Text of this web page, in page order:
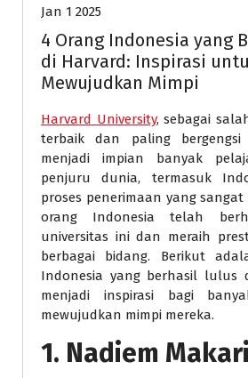
Jan 1 2025
4 Orang Indonesia yang
di Harvard: Inspirasi
Mewujudkan Mimpi
Harvard University, sebagai
terbaik dan paling
menjadi impian banyak
penjuru dunia, termasuk
proses penerimaan yang sangat
orang Indonesia telah
universitas ini dan meraih
berbagai bidang. Berikut
Indonesia yang berhasil lulus
menjadi inspirasi bagi
mewujudkan mimpi mereka.
1. Nadiem